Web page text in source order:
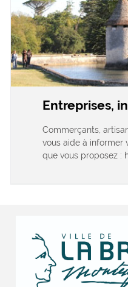
Entreprises,
Commerçants,
vous aide à informer
que vous proposez :